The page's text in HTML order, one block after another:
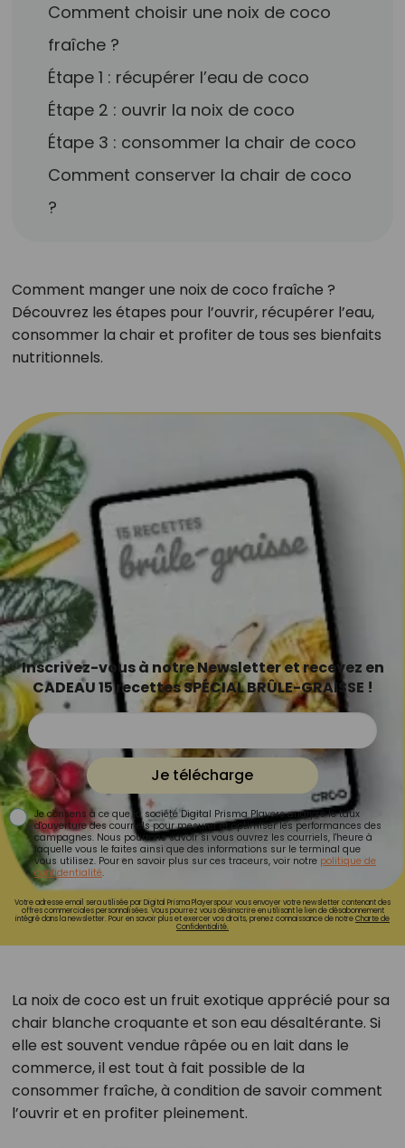
Comment choisir une noix de coco
fraîche ?
Étape 1 : récupérer l’eau de coco
Étape 2 : ouvrir la noix de coco
Étape 3 : consommer la chair de coco
Comment conserver la chair de coco
?
Comment manger une noix de coco fraîche ?
Découvrez les étapes pour l’ouvrir, récupérer l’eau,
consommer la chair et profiter de tous ses bienfaits
nutritionnels.
Inscrivez-vous à notre Newsletter et recevez en
CADEAU 15 recettes SPÉCIAL BRÛLE-GRAISSE !
Je télécharge
Je consens à ce que la société Digital Prisma Players analyse le taux
d'ouverture des courriels pour mesurer et optimiser les performances des
campagnes. Nous pourrons savoir si vous ouvrez les courriels, l'heure à
laquelle vous le faites ainsi que des informations sur le terminal que
vous utilisez. Pour en savoir plus sur ces traceurs, voir notre politique de
confidentialité.
Votre adresse email sera utilisée par Digital Prisma Playerspour vous envoyer votre newsletter contenant des
offres commerciales personnalisées. Vous pourrez vous désinscrire en utilisant le lien de désabonnement
intégré dans la newsletter. Pour en savoir plus et exercer vos droits, prenez connaissance de notreCharte de
Confidentialité.
La noix de coco est un fruit exotique apprécié pour sa
chair blanche croquante et son eau désaltérante. Si
elle est souvent vendue râpée ou en lait dans le
commerce, il est tout à fait possible de la
consommer fraîche, à condition de savoir comment
l’ouvrir et en profiter pleinement.